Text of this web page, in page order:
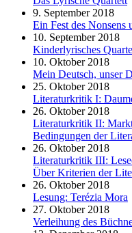
9. September 2018
Ein Fest des
10. September 2018
Kinderlyrisches
10. Oktober 2018
Mein Deutsch, unser
25. Oktober 2018
Literaturkritik I:
26. Oktober 2018
Literaturkritik II:
Bedingungen der
26. Oktober 2018
Literaturkritik III:
Über Kriterien der
26. Oktober 2018
Lesung: Terézia Mora
27. Oktober 2018
Verleihung des